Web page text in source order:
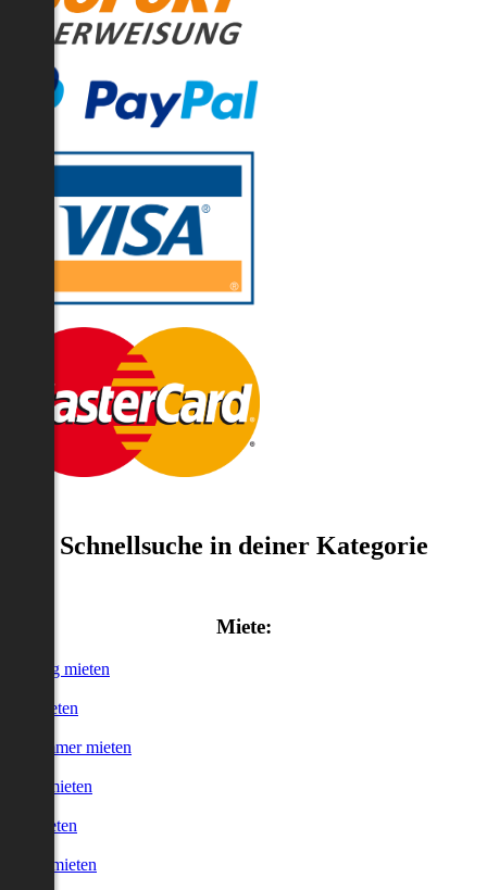
Schnellsuche in deiner Kategorie
Miete:
mieten
mieten
Zimmer mieten
mieten
mieten